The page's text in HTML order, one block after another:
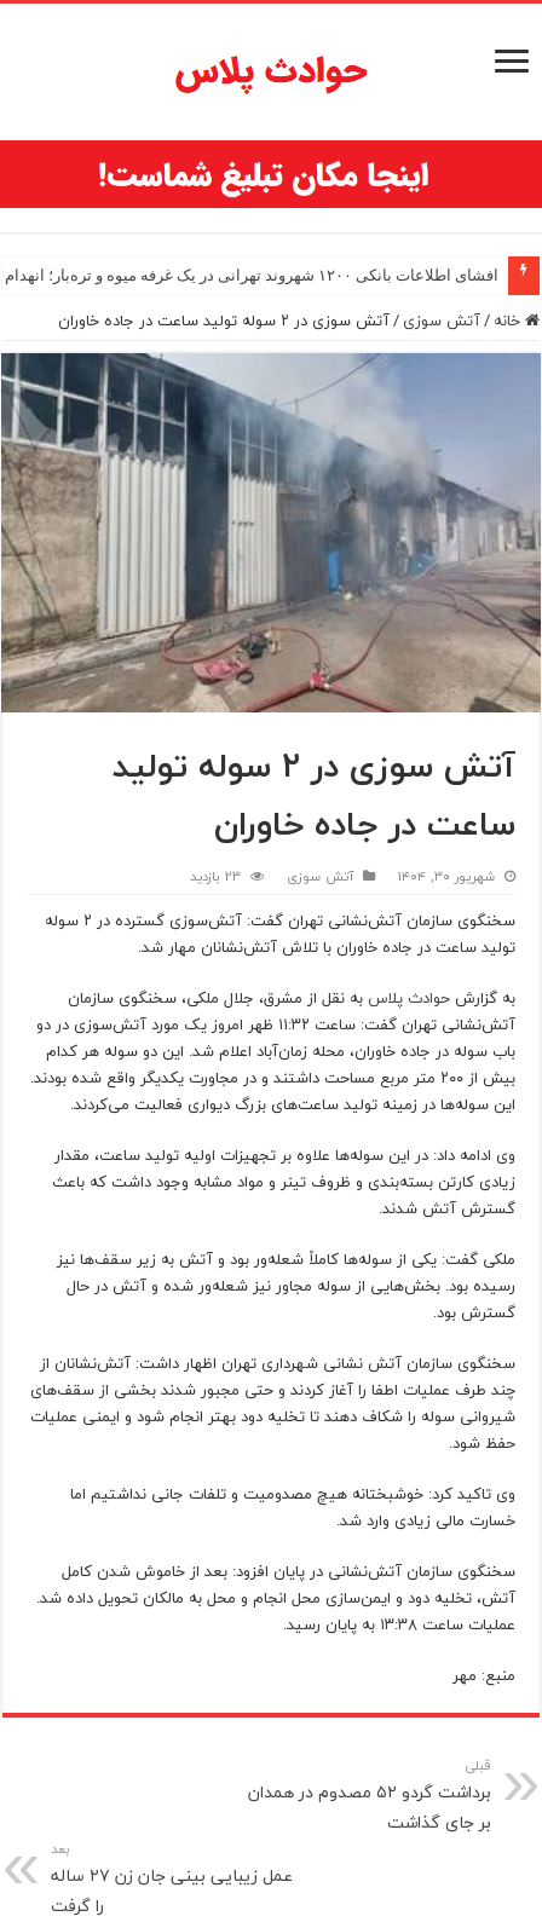
افشای اطلاعات بانکی ۱۲۰۰ شهروند تهرانی در یک غرفه میوه و تره‌بار؛ انهدام باند اسکیمرها
خانه/آتش سوزی/آتش سوزی در ۲ سوله تولید ساعت در جاده خاوران
آتش سوزی در ۲ سوله تولید
ساعت در جاده خاوران
شهریور ۳۰, ۱۴۰۴ آتش سوزی 23 بازدید
سخنگوی سازمان آتش‌نشانی تهران گفت: آتش‌سوزی گسترده در ۲ سوله
تولید ساعت در جاده خاوران با تلاش آتش‌نشانان مهار شد.
به گزارشحوادث پلاس به نقل از مشرق، جلال ملکی، سخنگوی سازمان
آتش‌نشانی تهران گفت: ساعت ۱۱:۳۲ ظهر امروز یک مورد آتش‌سوزی در دو
باب سوله در جاده خاوران، محله زمان‌آباد اعلام شد. این دو سوله هر کدام
بیش از ۲۰۰ متر مربع مساحت داشتند و در مجاورت یکدیگر واقع شده بودند.
این سوله‌ها در زمینه تولید ساعت‌های بزرگ دیواری فعالیت می‌کردند.
وی ادامه داد: در این سوله‌ها علاوه بر تجهیزات اولیه تولید ساعت، مقدار
زیادی کارتن بسته‌بندی و ظروف تینر و مواد مشابه وجود داشت که باعث
گسترش آتش شدند.
ملکی گفت: یکی از سوله‌ها کاملاً شعله‌ور بود و آتش به زیر سقف‌ها نیز
رسیده بود. بخش‌هایی از سوله مجاور نیز شعله‌ور شده و آتش در حال
گسترش بود.
سخنگوی سازمان آتش نشانی شهرداری تهران اظهار داشت: آتش‌نشانان از
چند طرف عملیات اطفا را آغاز کردند و حتی مجبور شدند بخشی از سقف‌های
شیروانی سوله را شکاف دهند تا تخلیه دود بهتر انجام شود و ایمنی عملیات
حفظ شود.
وی تاکید کرد: خوشبختانه هیچ مصدومیت و تلفات جانی نداشتیم اما
خسارت مالی زیادی وارد شد.
سخنگوی سازمان آتش‌نشانی در پایان افزود: بعد از خاموش شدن کامل
آتش، تخلیه دود و ایمن‌سازی محل انجام و محل به مالکان تحویل داده شد.
عملیات ساعت ۱۳:۳۸ به پایان رسید.
منبع: مهر
قبلی
برداشت گردو ۵۲ مصدوم در همدان
بر جای گذاشت
بعد
عمل زیبایی بینی جان زن ۲۷ ساله
را گرفت